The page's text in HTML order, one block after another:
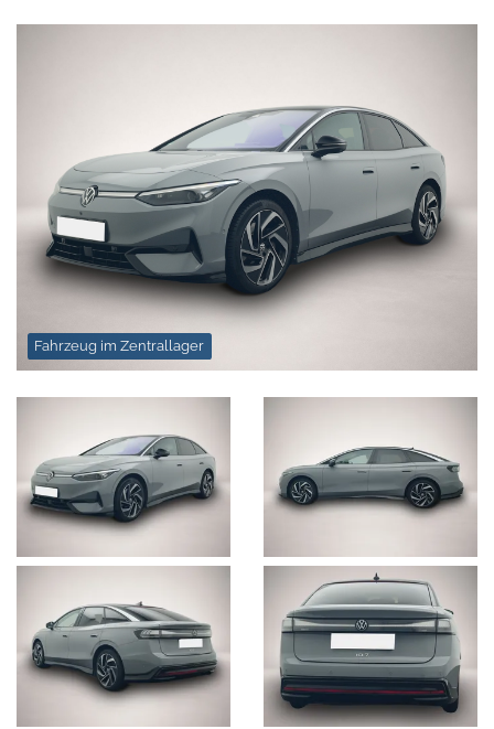
Fahrzeug im Zentrallager